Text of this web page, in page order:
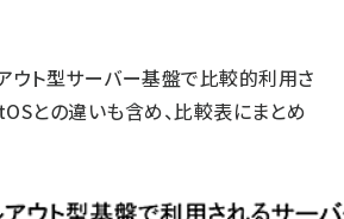
ウト型サーバー基盤で比較的利用さ
との違いも含め、比較表にまとめ